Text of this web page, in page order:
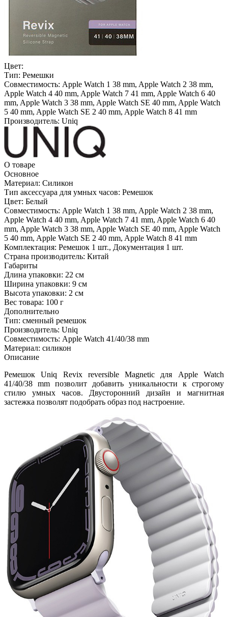
Цвет:
Тип: Ремешки
Совместимость: Apple Watch 1 38 mm, Apple Watch 2 38 mm,
Apple Watch 4 40 mm, Apple Watch 7 41 mm, Apple Watch 6 40
mm, Apple Watch 3 38 mm, Apple Watch SE 40 mm, Apple Watch
5 40 mm, Apple Watch SE 2 40 mm, Apple Watch 8 41 mm
Производитель: Uniq
О товаре
Основное
Материал: Силикон
Тип аксессуара для умных часов: Ремешок
Цвет: Белый
Совместимость: Apple Watch 1 38 mm, Apple Watch 2 38 mm,
Apple Watch 4 40 mm, Apple Watch 7 41 mm, Apple Watch 6 40
mm, Apple Watch 3 38 mm, Apple Watch SE 40 mm, Apple Watch
5 40 mm, Apple Watch SE 2 40 mm, Apple Watch 8 41 mm
Комплектация: Ремешок 1 шт., Документация 1 шт.
Страна производитель: Китай
Габариты
Длина упаковки: 22 см
Ширина упаковки: 9 см
Высота упаковки: 2 см
Вес товара: 100 г
Дополнительно
Тип: сменный ремешок
Производитель: Uniq
Совместимость: Apple Watch 41/40/38 mm
Материал: силикон
Описание
Ремешок Uniq Revix reversible Magnetic для Apple Watch
41/40/38 mm позволит добавить уникальности к строгому
стилю умных часов. Двусторонний дизайн и магнитная
застежка позволят подобрать образ под настроение.